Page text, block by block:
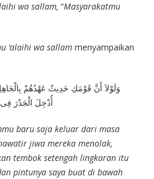
wa sallam, “Masyarakatmu
‘alaihi wa sallam menyampaikan
وَلَوْلاَ أَنَّ قَوْمَكِ حَدِيثٌ عَهْدُهُمْ
أُدْخِلَ الْجَدْرَ فِى
baru saja keluar dari masa
jiwa mereka menolak,
tembok setengah lingkaran itu
pintunya saya buat di bawah